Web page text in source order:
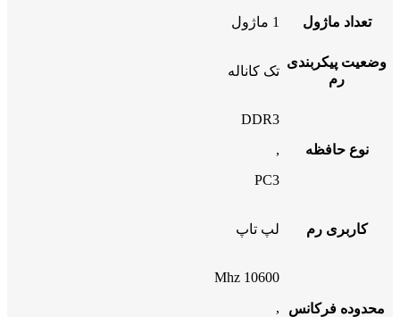
تعداد ماژول 1 ماژول
وضعیت پیکربندی
رم
تک کاناله
نوع حافظه
DDR3
,
PC3
کاربری رم لپ تاپ
محدوده فرکانس
10600 Mhz
,